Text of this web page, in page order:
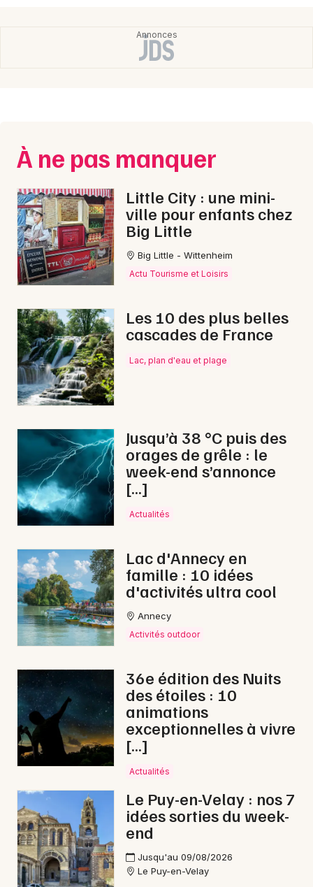
Auvergne-Rhône-Alpes
Magazine en Haute-Loire
43 - Haute-Loire
Choisir mes départements
Mon email
Je m'abonne
À ne pas manquer
Little City : une mini-
ville pour enfants chez
Big Little
Big Little - Wittenheim
Actu Tourisme et Loisirs
Les 10 des plus belles
cascades de France
Lac, plan d'eau et plage
Jusqu’à 38 °C puis des
orages de grêle : le
week-end s’annonce
[…]
Actualités
Lac d'Annecy en
famille : 10 idées
d'activités ultra cool
Annecy
Activités outdoor
36e édition des Nuits
des étoiles : 10
animations
exceptionnelles à vivre
[…]
Actualités
Le Puy-en-Velay : nos 7
idées sorties du week-
end
Jusqu'au 09/08/2026
Le Puy-en-Velay